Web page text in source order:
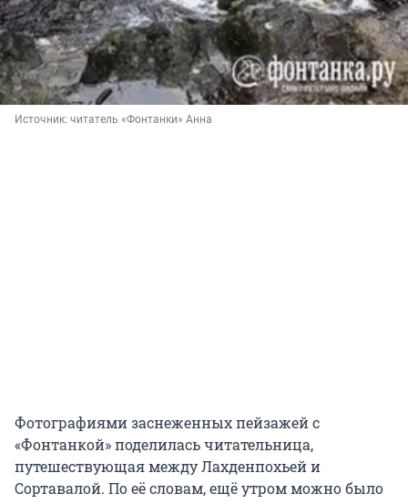
Источник: читатель «Фонтанки» Анна
Фотографиями заснеженных пейзажей с
«Фонтанкой» поделилась читательница,
путешествующая между Лахденпохьей и
Сортавалой. По её словам, ещё утром можно было